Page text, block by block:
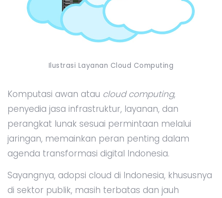
Ilustrasi Layanan Cloud Computing
Komputasi awan atau cloud computing,
penyedia jasa infrastruktur, layanan, dan
perangkat lunak sesuai permintaan melalui
jaringan, memainkan peran penting dalam
agenda transformasi digital Indonesia.
Sayangnya, adopsi cloud di Indonesia, khususnya
di sektor publik, masih terbatas dan jauh